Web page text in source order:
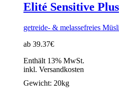
Elité Sensitive Plus
getreide- & melassefreies
ab 39.37€
Enthält 13% MwSt.
inkl. Versandkosten
Gewicht: 20kg